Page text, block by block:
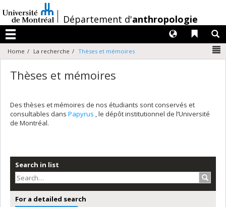
au
contenu
/Département d'anthropologie
Menu
Liens
Langues
Home La recherche Thèses et mémoires
Thèses et mémoires
Des thèses et mémoires de nos étudiants sont conservés et
consultables dans Papyrus , le dépôt institutionnel de l’Université
de Montréal.
Search in list
For a detailed search